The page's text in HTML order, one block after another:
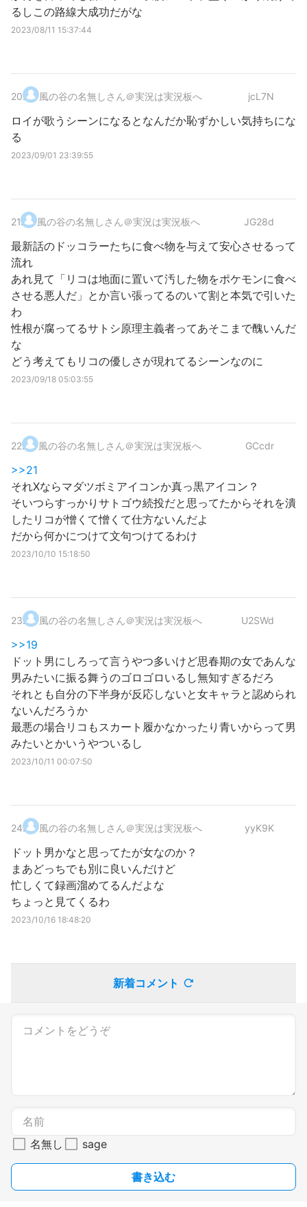
るしこの路線大成功だがな
2023/08/11 15:37:44
20. 風の谷の名無しさん＠実況は実況板へ jcL7N
ロイが歌うシーンになるとなんだか恥ずかしい気持ちにな
る
2023/09/01 23:39:55
21. 風の谷の名無しさん＠実況は実況板へ JG28d
最新話のドッコラーたちに食べ物を与えて安心させるって
流れ
あれ見て「リコは地面に置いて汚した物をポケモンに食べ
させる悪人だ」とか言い張ってるのいて割と本気で引いた
わ
性根が腐ってるサトシ原理主義者ってあそこまで醜いんだ
な
どう考えてもリコの優しさが現れてるシーンなのに
2023/09/18 05:03:55
22. 風の谷の名無しさん＠実況は実況板へ GCcdr
>>21
それXならマダツボミアイコンか真っ黒アイコン？
そいつらすっかりサトゴウ続投だと思ってたからそれを潰
したリコが憎くて憎くて仕方ないんだよ
だから何かにつけて文句つけてるわけ
2023/10/10 15:18:50
23. 風の谷の名無しさん＠実況は実況板へ U2SWd
>>19
ドット男にしろって言うやつ多いけど思春期の女であんな
男みたいに振る舞うのゴロゴロいるし無知すぎるだろ
それとも自分の下半身が反応しないと女キャラと認められ
ないんだろうか
最悪の場合リコもスカート履かなかったり青いからって男
みたいとかいうやついるし
2023/10/11 00:07:50
24. 風の谷の名無しさん＠実況は実況板へ yyK9K
ドット男かなと思ってたが女なのか？
まあどっちでも別に良いんだけど
忙しくて録画溜めてるんだよな
ちょっと見てくるわ
2023/10/16 18:48:20
新着コメント
名無し sage
書き込む